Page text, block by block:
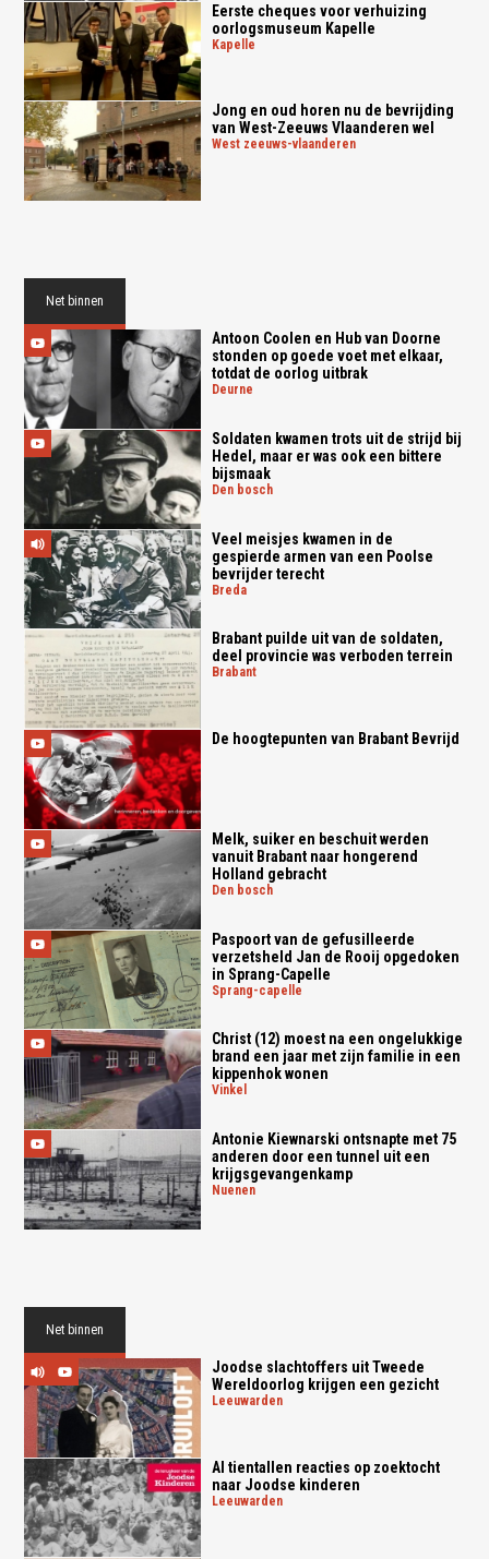
Eerste cheques voor verhuizing
oorlogsmuseum Kapelle
kapelle
Jong en oud horen nu de bevrijding
van West-Zeeuws Vlaanderen wel
west zeeuws-vlaanderen
Net binnen
Antoon Coolen en Hub van Doorne
stonden op goede voet met elkaar,
totdat de oorlog uitbrak
deurne
Soldaten kwamen trots uit de strijd bij
Hedel, maar er was ook een bittere
bijsmaak
den bosch
Veel meisjes kwamen in de
gespierde armen van een Poolse
bevrijder terecht
breda
Brabant puilde uit van de soldaten,
deel provincie was verboden terrein
brabant
De hoogtepunten van Brabant Bevrijd
Melk, suiker en beschuit werden
vanuit Brabant naar hongerend
Holland gebracht
den bosch
Paspoort van de gefusilleerde
verzetsheld Jan de Rooij opgedoken
in Sprang-Capelle
sprang-capelle
Christ (12) moest na een ongelukkige
brand een jaar met zijn familie in een
kippenhok wonen
vinkel
Antonie Kiewnarski ontsnapte met 75
anderen door een tunnel uit een
krijgsgevangenkamp
nuenen
Net binnen
Joodse slachtoffers uit Tweede
Wereldoorlog krijgen een gezicht
leeuwarden
Al tientallen reacties op zoektocht
naar Joodse kinderen
leeuwarden